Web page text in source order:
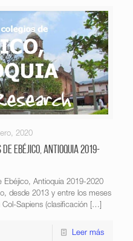
2020
Ebéjico, Antioquia 2019-
Ebéjico, Antioquia 2019-2020
desde 2013 y entre los meses
Sapiens (clasificación […]
Leer más